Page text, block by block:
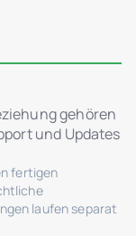
gehören
und Updates
fertigen
laufen separat